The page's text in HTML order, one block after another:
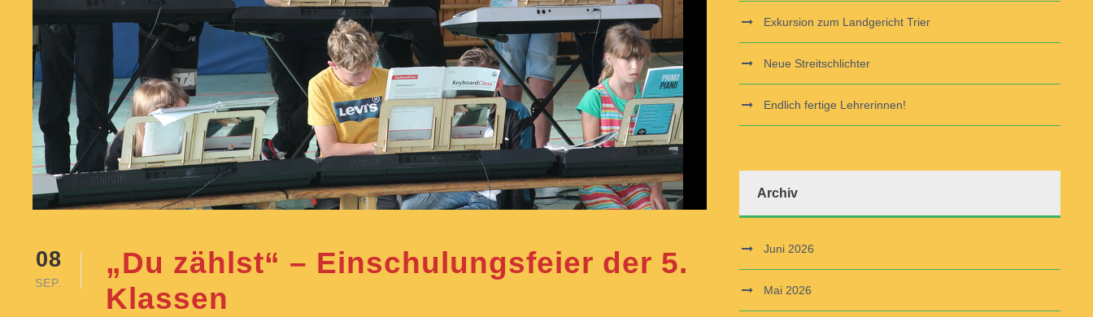
08
SEP.
„Du zählst“ – Einschulungsfeier der 5.
Klassen
Exkursion zum Landgericht Trier
Neue Streitschlichter
Endlich fertige Lehrerinnen!
Archiv
Juni 2026
Mai 2026